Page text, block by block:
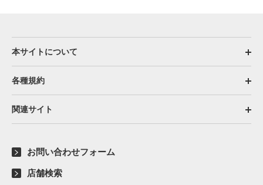
本サイトについて
各種規約
関連サイト
お問い合わせフォーム
店舗検索